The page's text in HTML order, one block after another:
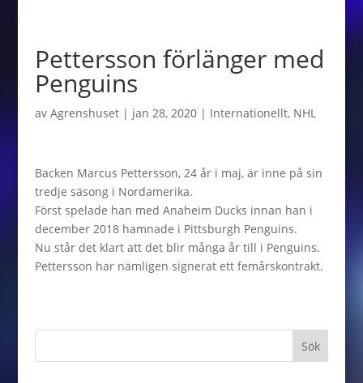
Pettersson förlänger med
Penguins
av Agrenshuset| jan 28, 2020| Internationellt, NHL
Backen Marcus Pettersson, 24 år i maj, är inne på sin
tredje säsong i Nordamerika.
Först spelade han med Anaheim Ducks innan han i
december 2018 hamnade i Pittsburgh Penguins.
Nu står det klart att det blir många år till i Penguins.
Pettersson har nämligen signerat ett femårskontrakt.